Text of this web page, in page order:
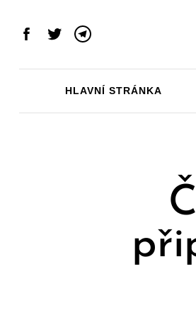
Facebook
TwitterTelegram
HLAVNÍ STRÁNKA